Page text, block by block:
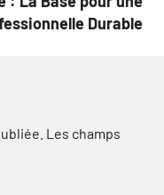
Durable
Les champs